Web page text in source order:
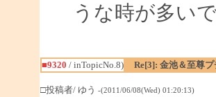
うな時が多いで
■9320 / inTopicNo.8) Re[3]: 金池＆至尊プ
□投稿者/ ゆう -(2011/06/08(Wed) 01:20:13)